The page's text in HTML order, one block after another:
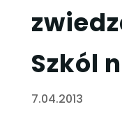
Szkól
7.04.2013